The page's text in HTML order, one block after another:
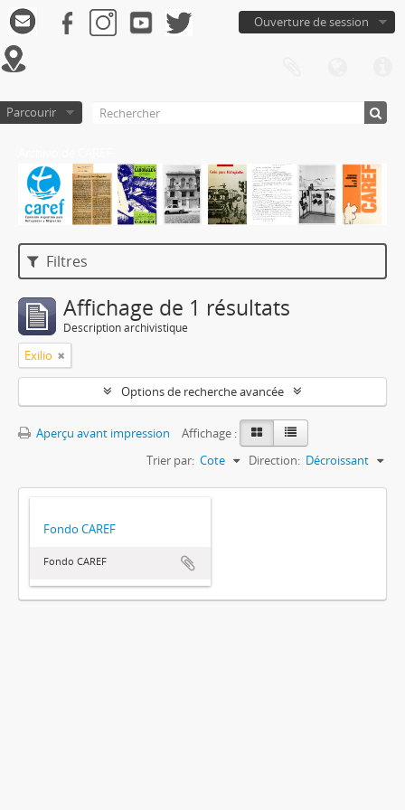
Ouverture de session
Parcourir
Filtres
Affichage de 1 résultats
Description archivistique
Exilio
Options de recherche avancée
Aperçu avant impression
Affichage :
Trier par: Cote Direction: Décroissant
Fondo CAREF
Fondo CAREF